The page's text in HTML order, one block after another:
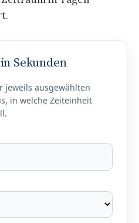
Sekunden
jeweils ausgewählten
in welche Zeiteinheit